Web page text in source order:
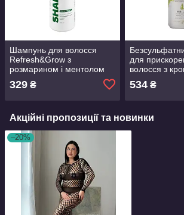
Шампунь для волосся
Refresh&Grow з
розмарином і ментолом
329 ₴
для
волосся з
каштаном
534₴
Акційні пропозиції та новинки
–20%